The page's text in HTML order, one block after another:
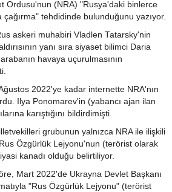
Ordusu'nun (NRA) "Rusya'daki binlerce
çağırma" tehdidinde bulunduğunu yazıyor.
askeri muhabiri Vladlen Tatarsky'nin
yanı sıra siyaset bilimci Daria
havaya uçurulmasının
2022'ye kadar internette NRA'nın
Ilya Ponomarev'in (yabancı ajan ilan
karıştığını bildirdimişti.
grubunun yalnızca NRA ile ilişkili
Özgürlük Lejyonu'nun (terörist olarak
kanadı olduğu belirtiliyor.
Mart 2022'de Ukrayna Devlet Başkanı
"Rus Özgürlük Lejyonu" (terörist